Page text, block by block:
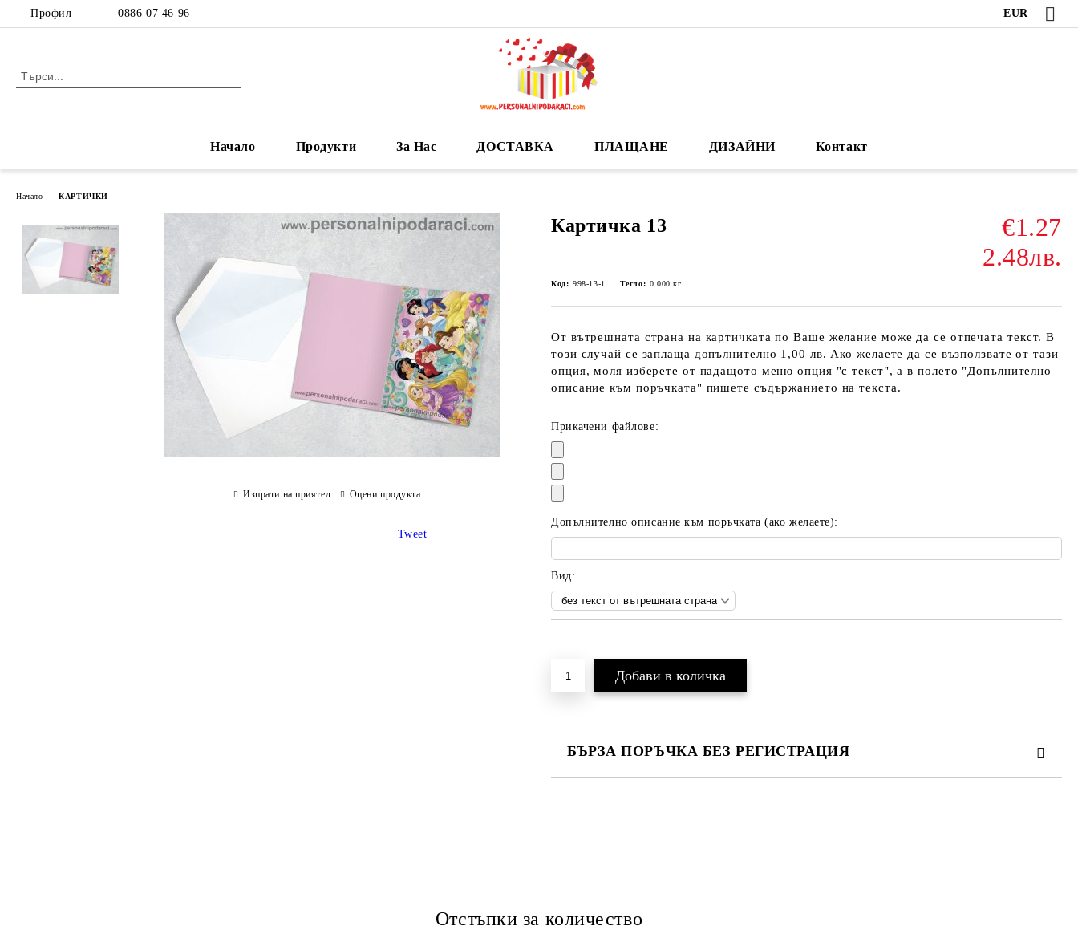
Профил 0886 07 46 96 EUR
Начало Продукти За Нас ДОСТАВКА ПЛАЩАНЕ ДИЗАЙНИ Контакт
Начало КАРТИЧКИ
Картичка 13
€1.27
2.48лв.
Код: 998-13-1 Тегло: 0.000 кг
От вътрешната страна на картичката по Ваше желание може да се отпечата текст. В
този случай се заплаща допълнително 1,00 лв. Ако желаете да се възползвате от тази
опция, моля изберете от падащото меню опция "с текст", а в полето "Допълнително
описание към поръчката" пишете съдържанието на текста.
Прикачени файлове:
Допълнително описание към поръчката (ако желаете):
Вид:
БЪРЗА ПОРЪЧКА БЕЗ РЕГИСТРАЦИЯ
Изпрати на приятел Оцени продукта
Tweet
Отстъпки за количество